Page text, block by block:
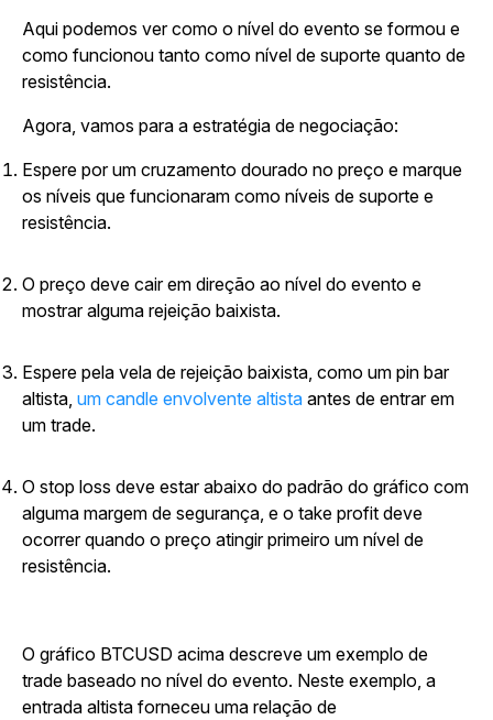
Aqui podemos ver como o nível do evento se formou e
como funcionou tanto como nível de suporte quanto de
resistência.
Agora, vamos para a estratégia de negociação:
Espere por um cruzamento dourado no preço e marque
os níveis que funcionaram como níveis de suporte e
resistência.
O preço deve cair em direção ao nível do evento e
mostrar alguma rejeição baixista.
Espere pela vela de rejeição baixista, como um pin bar
altista, um candle envolvente altista antes de entrar em
um trade.
O stop loss deve estar abaixo do padrão do gráfico com
alguma margem de segurança, e o take profit deve
ocorrer quando o preço atingir primeiro um nível de
resistência.
O gráfico BTCUSD acima descreve um exemplo de
trade baseado no nível do evento. Neste exemplo, a
entrada altista forneceu uma relação de